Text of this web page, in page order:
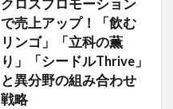
クロスプロモーション
で売上アップ！「飲む
リンゴ」「立科の薫
り」「シードルThrive」
と異分野の組み合わせ
戦略